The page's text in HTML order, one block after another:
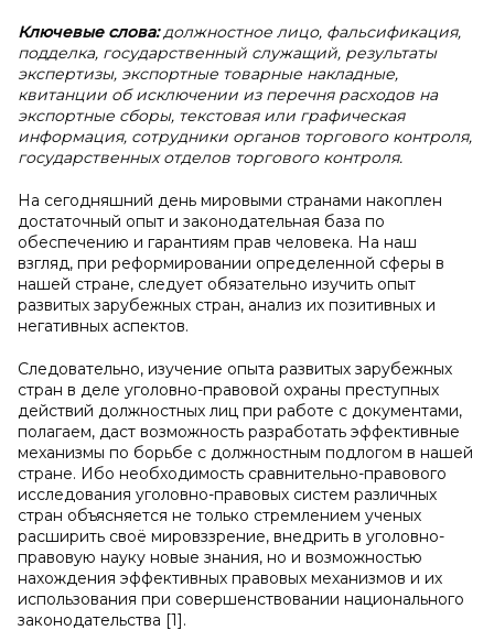
Ключевые слова:должностное лицо, фальсификация,
подделка, государственный служащий, результаты
экспертизы, экспортные товарные накладные,
квитанции об исключении из перечня расходов на
экспортные сборы, текстовая или графическая
информация, сотрудники органов торгового контроля,
государственных отделов торгового контроля.
На сегодняшний день мировыми странами накоплен
достаточный опыт и законодательная база по
обеспечению и гарантиям прав человека. На наш
взгляд, при реформировании определенной сферы в
нашей стране, следует обязательно изучить опыт
развитых зарубежных стран, анализ их позитивных и
негативных аспектов.
Следовательно, изучение опыта развитых зарубежных
стран в деле уголовно-правовой охраны преступных
действий должностных лиц при работе с документами,
полагаем, даст возможность разработать эффективные
механизмы по борьбе с должностным подлогом в нашей
стране. Ибо необходимость сравнительно-правового
исследования уголовно-правовых систем различных
стран объясняется не только стремлением ученых
расширить своё мировззрение, внедрить в уголовно-
правовую науку новые знания, но и возможностью
нахождения эффективных правовых механизмов и их
использования при совершенствовании национального
законодательства [1].